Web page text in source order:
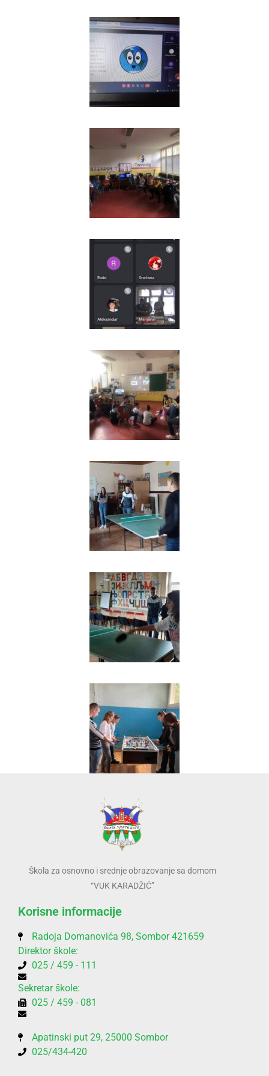
Škola za osnovno i srednje obrazovanje sa domom
“VUK KARADŽIĆ”
Korisne informacije
Radoja Domanovića 98, Sombor 421659
Direktor škole:
025 / 459 - 111
Sekretar škole:
025 / 459 - 081
Apatinski put 29, 25000 Sombor
025/434-420